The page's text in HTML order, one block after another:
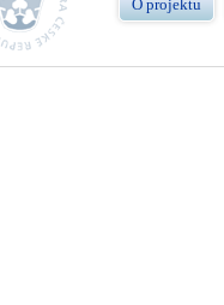
O projektu